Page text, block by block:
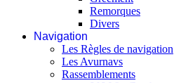
Remorques
Divers
Navigation
Les Règles de navigation
Les Avurnavs
Rassemblements